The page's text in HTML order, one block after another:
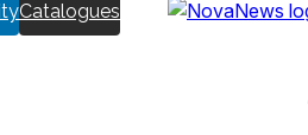
Catalogues